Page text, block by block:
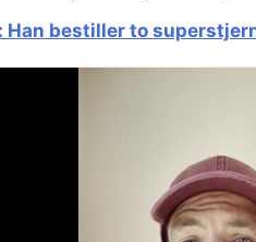
Han bestiller to